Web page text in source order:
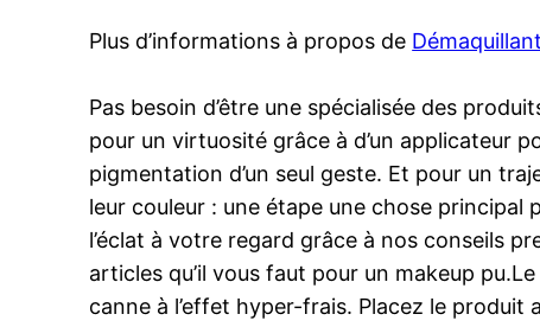
Plus d’informations à propos de
Pas besoin d’être une spécialisée des
pour un virtuosité grâce à d’un applicateur
pigmentation d’un seul geste. Et pour un
leur couleur : une étape une chose
l’éclat à votre regard grâce à nos conseils
articles qu’il vous faut pour un makeup
canne à l’effet hyper-frais. Placez le